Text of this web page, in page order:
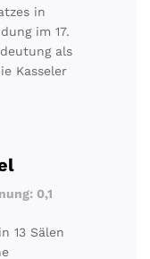
in
im 17.
als
Kasseler
0,1
13 Sälen